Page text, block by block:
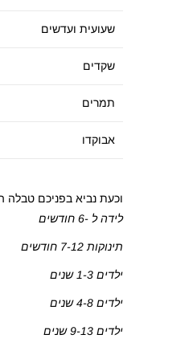
שעועית ועדשים
שקדים
תמרים
אבוקדו
וכעת נביא בפניכם טבלה
לידה ל -6 חודשים
30
תינוקות 7-12 חודשים 75
ילדים 1-3 שנים
ילדים 4-8 שנים 130 מ"ג
ילדים 9-13 שנים 240 מ"ג